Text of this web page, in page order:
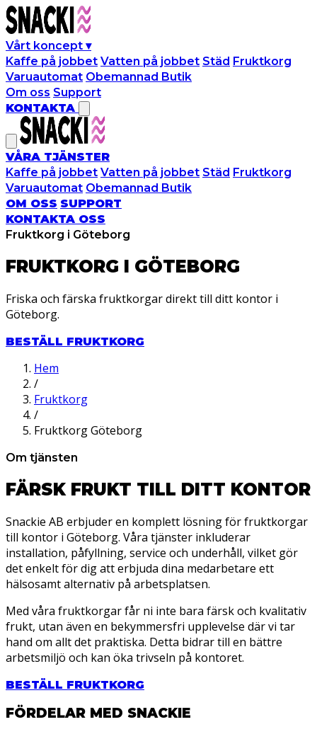
Vårt koncept ▾
Kaffe på jobbet Vatten på jobbet Städ Fruktkorg
Varuautomat Obemannad Butik
Om oss Support
KONTAKTA
VÅRA TJÄNSTER
Kaffe på jobbet Vatten på jobbet Städ Fruktkorg
Varuautomat Obemannad Butik
OM OSS SUPPORT
KONTAKTA OSS
Fruktkorg i Göteborg
FRUKTKORG I GÖTEBORG
Friska och färska fruktkorgar direkt till ditt kontor i
Göteborg.
BESTÄLL FRUKTKORG
Hem
/
Fruktkorg
/
Fruktkorg Göteborg
Om tjänsten
FÄRSK FRUKT TILL DITT KONTOR
Snackie AB erbjuder en komplett lösning för fruktkorgar
till kontor i Göteborg. Våra tjänster inkluderar
installation, påfyllning, service och underhåll, vilket gör
det enkelt för dig att erbjuda dina medarbetare ett
hälsosamt alternativ på arbetsplatsen.
Med våra fruktkorgar får ni inte bara färsk och kvalitativ
frukt, utan även en bekymmersfri upplevelse där vi tar
hand om allt det praktiska. Detta bidrar till en bättre
arbetsmiljö och kan öka trivseln på kontoret.
BESTÄLL FRUKTKORG
FÖRDELAR MED SNACKIE